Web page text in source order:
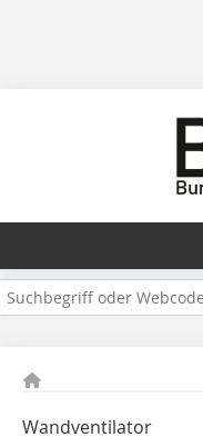
Wandventilator